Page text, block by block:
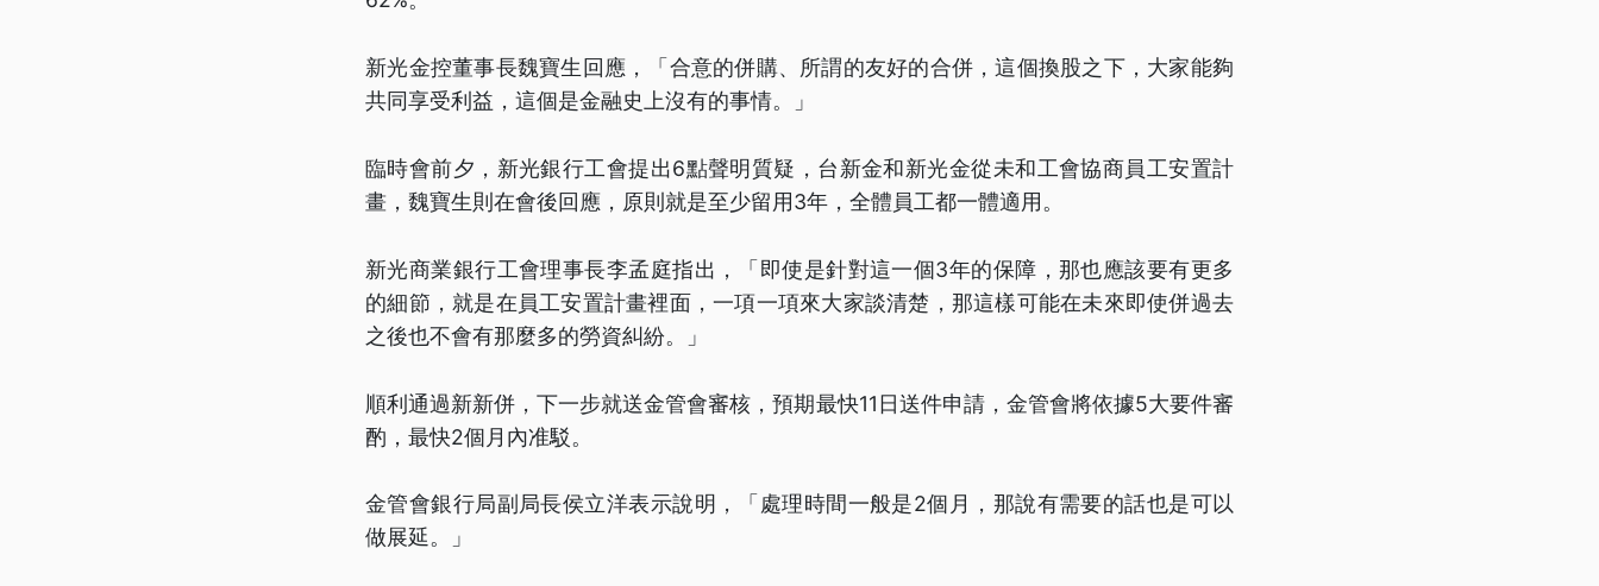
新光金控董事長魏寶生回應，「合意的併購、所謂的友好的合併，這個換股之下，大家能夠
共同享受利益，這個是金融史上沒有的事情。」
臨時會前夕，新光銀行工會提出6點聲明質疑，台新金和新光金從未和工會協商員工安置計
畫，魏寶生則在會後回應，原則就是至少留用3年，全體員工都一體適用。
新光商業銀行工會理事長李孟庭指出，「即使是針對這一個3年的保障，那也應該要有更多
的細節，就是在員工安置計畫裡面，一項一項來大家談清楚，那這樣可能在未來即使併過去
之後也不會有那麼多的勞資糾紛。」
順利通過新新併，下一步就送金管會審核，預期最快11日送件申請，金管會將依據5大要件審
酌，最快2個月內准駁。
金管會銀行局副局長侯立洋表示說明，「處理時間一般是2個月，那說有需要的話也是可以
做展延。」